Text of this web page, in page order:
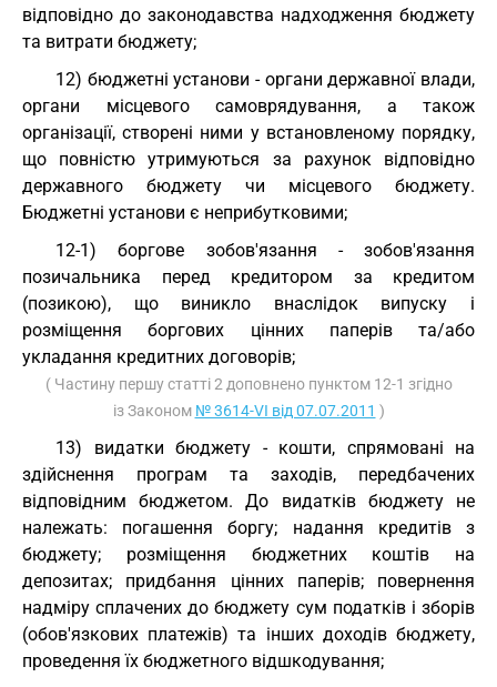
відповідно до законодавства надходження бюджету
та витрати бюджету;
12) бюджетні установи - органи державної влади,
органи місцевого самоврядування, а також
організації, створені ними у встановленому порядку,
що повністю утримуються за рахунок відповідно
державного бюджету чи місцевого бюджету.
Бюджетні установи є неприбутковими;
12-1) боргове зобов'язання - зобов'язання
позичальника перед кредитором за кредитом
(позикою), що виникло внаслідок випуску і
розміщення боргових цінних паперів та/або
укладання кредитних договорів;
( Частину першу статті 2 доповнено пунктом 12-1 згідно
із Законом № 3614-VI від 07.07.2011 )
13) видатки бюджету - кошти, спрямовані на
здійснення програм та заходів, передбачених
відповідним бюджетом. До видатків бюджету не
належать: погашення боргу; надання кредитів з
бюджету; розміщення бюджетних коштів на
депозитах; придбання цінних паперів; повернення
надміру сплачених до бюджету сум податків і зборів
(обов'язкових платежів) та інших доходів бюджету,
проведення їх бюджетного відшкодування;